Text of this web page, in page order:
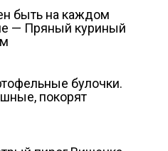
быть на каждом
— Пряный куриный
булочки.
покорят